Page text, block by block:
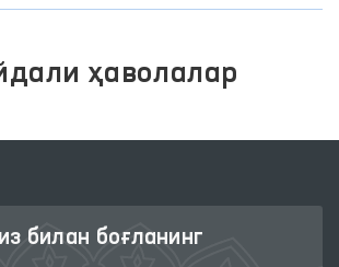
ҳаволалар
билан боғланинг